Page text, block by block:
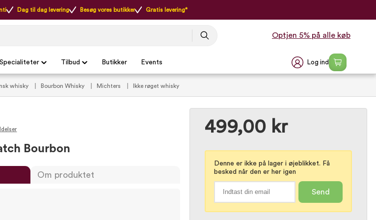
Dag til dag levering Besøg vores butikker Gratis levering*
Optjen 5% på alle køb
Specialiteter Tilbud Butikker Events Log ind
whisky Bourbon Whisky Michters Ikke røget whisky
499,00 kr
Denne er ikke på lager i øjeblikket. Få
besked når den er her igen
Send
Bourbon
Om produktet